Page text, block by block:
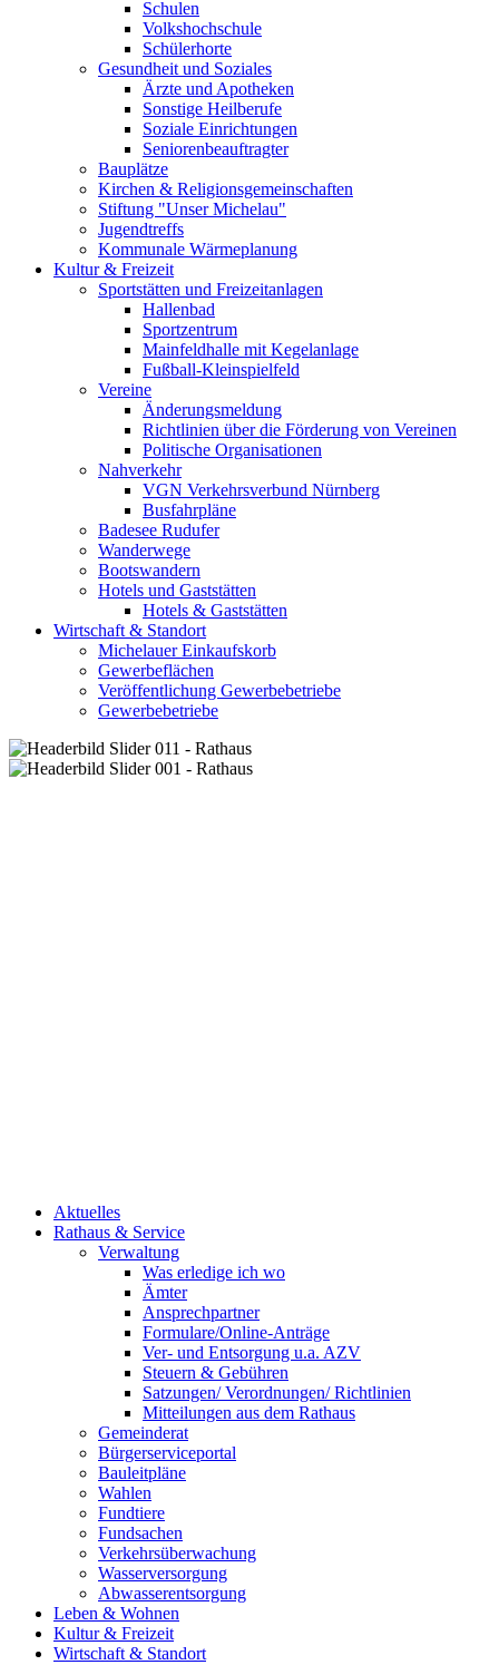
Schulen
Volkshochschule
Schülerhorte
Gesundheit und Soziales
Ärzte und Apotheken
Sonstige Heilberufe
Soziale Einrichtungen
Seniorenbeauftragter
Bauplätze
Kirchen & Religionsgemeinschaften
Stiftung "Unser Michelau"
Jugendtreffs
Kommunale Wärmeplanung
Kultur & Freizeit
Sportstätten und Freizeitanlagen
Hallenbad
Sportzentrum
Mainfeldhalle mit Kegelanlage
Fußball-Kleinspielfeld
Vereine
Änderungsmeldung
Richtlinien über die Förderung von Vereinen
Politische Organisationen
Nahverkehr
VGN Verkehrsverbund Nürnberg
Busfahrpläne
Badesee Rudufer
Wanderwege
Bootswandern
Hotels und Gaststätten
Hotels & Gaststätten
Wirtschaft & Standort
Michelauer Einkaufskorb
Gewerbeflächen
Veröffentlichung Gewerbebetriebe
Gewerbebetriebe
Aktuelles
Rathaus & Service
Verwaltung
Was erledige ich wo
Ämter
Ansprechpartner
Formulare/Online-Anträge
Ver- und Entsorgung u.a. AZV
Steuern & Gebühren
Satzungen/ Verordnungen/ Richtlinien
Mitteilungen aus dem Rathaus
Gemeinderat
Bürgerserviceportal
Bauleitpläne
Wahlen
Fundtiere
Fundsachen
Verkehrsüberwachung
Wasserversorgung
Abwasserentsorgung
Leben & Wohnen
Kultur & Freizeit
Wirtschaft & Standort